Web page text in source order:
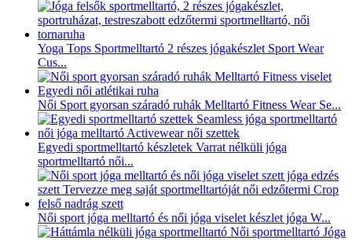
Yoga Tops Sportmelltartó 2 részes jógakészlet Sport Wear
Cus...
Női Sport gyorsan száradó ruhák Melltartó Fitness Wear Se...
Egyedi sportmelltartó készletek Varrat nélküli jóga
sportmelltartó női...
Női sport jóga melltartó és női jóga viselet készlet jóga W...